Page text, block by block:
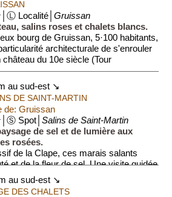
Localité│Gruissan
salins roses et chalets blancs.
bourg de Gruissan, 5·100 habitants,
architecturale de s'enrouler
du 10e siècle (Tour
au sud-est ↘
DE SAINT-MARTIN
de: Gruissan
Spot│Salins de Saint-Martin
de sel et de lumière aux
rosées.
de la Clape, ces marais salants
et de la fleur de sel. Une visite guidée
au sud-est ↘
DES CHALETS